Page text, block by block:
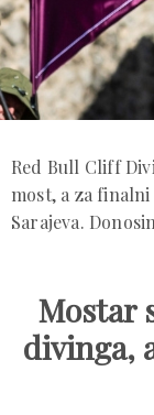
Red Bull Cliff
most, a za
Sarajeva.
Mostar
divinga,